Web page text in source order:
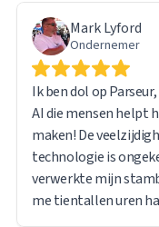
echter snel en
eigenlijk voort uit
beperking van de
feilloos.
Ik ben zeer tevreden
Parseur vol
maken heeft met
hoeveelheden
Mark Lyford
Ondernemer
Ik ben dol op
AI die mensen helpt
maken! De
technologie is
verwerkte mijn
me tientallen uren